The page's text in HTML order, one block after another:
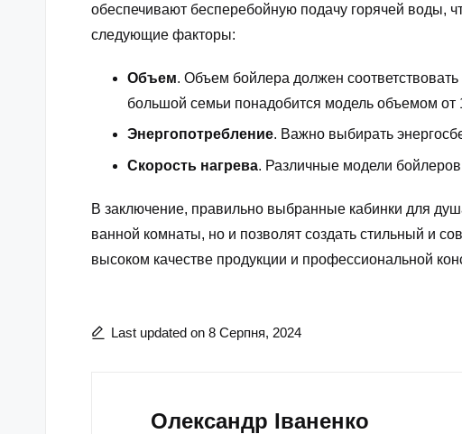
обеспечивают бесперебойную подачу горячей воды,
следующие факторы:
Объем. Объем бойлера должен
большой семьи понадобится модель объемом от
Энергопотребление. Важно выбирать
Скорость нагрева. Различные модели
В заключение, правильно выбранные кабинки для
ванной комнаты, но и позволят создать стильный и
высоком качестве продукции и профессиональной
Last updated on 8 Серпня, 2024
Олександр Іваненко